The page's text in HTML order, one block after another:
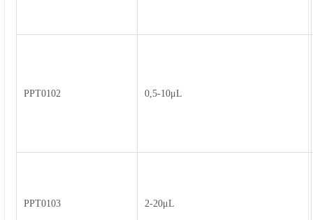
PPT0102 0,5-10μL
PPT0103 2-20μL